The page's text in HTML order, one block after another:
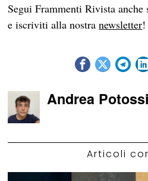
Segui Frammenti Rivista
e iscriviti alla nostranewsletter!
Andrea Potossi
Articoli